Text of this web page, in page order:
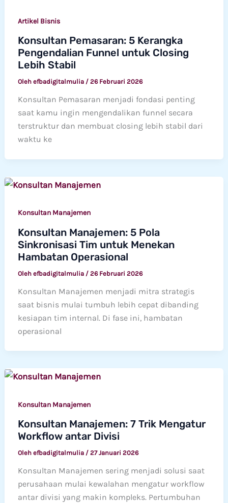
Artikel Bisnis
Konsultan Pemasaran: 5 Kerangka
Pengendalian Funnel untuk Closing
Lebih Stabil
Oleh efbadigitalmulia / 26 Februari 2026
Konsultan Pemasaran menjadi fondasi penting
saat kamu ingin mengendalikan funnel secara
terstruktur dan membuat closing lebih stabil dari
waktu ke
Konsultan Manajemen
Konsultan Manajemen: 5 Pola
Sinkronisasi Tim untuk Menekan
Hambatan Operasional
Oleh efbadigitalmulia / 26 Februari 2026
Konsultan Manajemen menjadi mitra strategis
saat bisnis mulai tumbuh lebih cepat dibanding
kesiapan tim internal. Di fase ini, hambatan
operasional
Konsultan Manajemen
Konsultan Manajemen: 7 Trik Mengatur
Workflow antar Divisi
Oleh efbadigitalmulia / 27 Januari 2026
Konsultan Manajemen sering menjadi solusi saat
perusahaan mulai kewalahan mengatur workflow
antar divisi yang makin kompleks. Pertumbuhan